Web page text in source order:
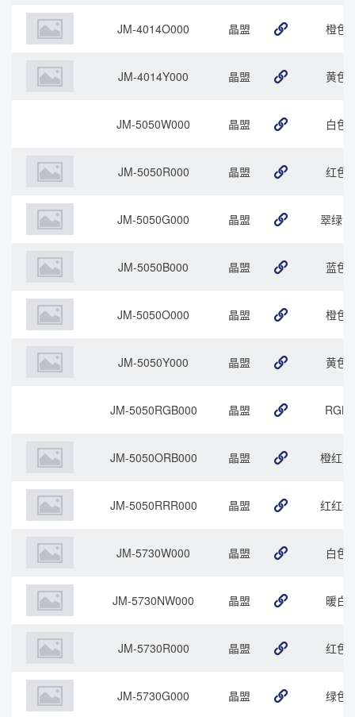
JM-4014O000 晶盟 橙色
JM-4014Y000 晶盟 黄色
JM-5050W000 晶盟 白色
JM-5050R000 晶盟 红色
JM-5050G000 晶盟 翠绿色
JM-5050B000 晶盟 蓝色
JM-5050O000 晶盟 橙色
JM-5050Y000 晶盟 黄色
JM-5050RGB000 晶盟 RGB
JM-5050ORB000 晶盟 橙红蓝
JM-5050RRR000 晶盟 红红红
JM-5730W000 晶盟 白色
JM-5730NW000 晶盟 暖白
JM-5730R000 晶盟 红色
JM-5730G000 晶盟 绿色